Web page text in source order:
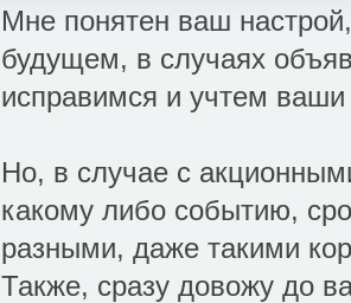
Мне понятен ваш
будущем, в случаях
исправимся и учтем
Но, в случае с
какому либо событию,
разными, даже такими
Также, сразу довожу до